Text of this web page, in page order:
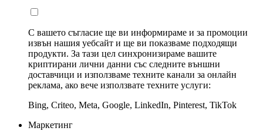
С вашето съгласие ще ви информираме и за промоции
извън нашия уебсайт и ще ви показваме подходящи
продукти. За тази цел синхронизираме вашите
криптирани лични данни със следните външни
доставчици и използваме техните канали за онлайн
реклама, ако вече използвате техните услуги:
Bing, Criteo, Meta, Google, LinkedIn, Pinterest, TikTok
Маркетинг